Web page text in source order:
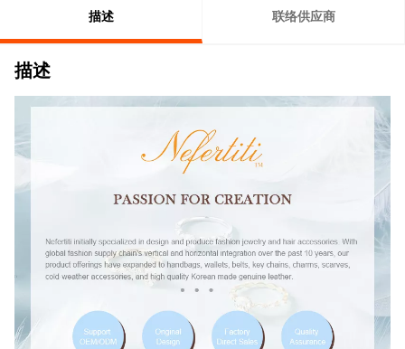
描述 联络供应商
描述